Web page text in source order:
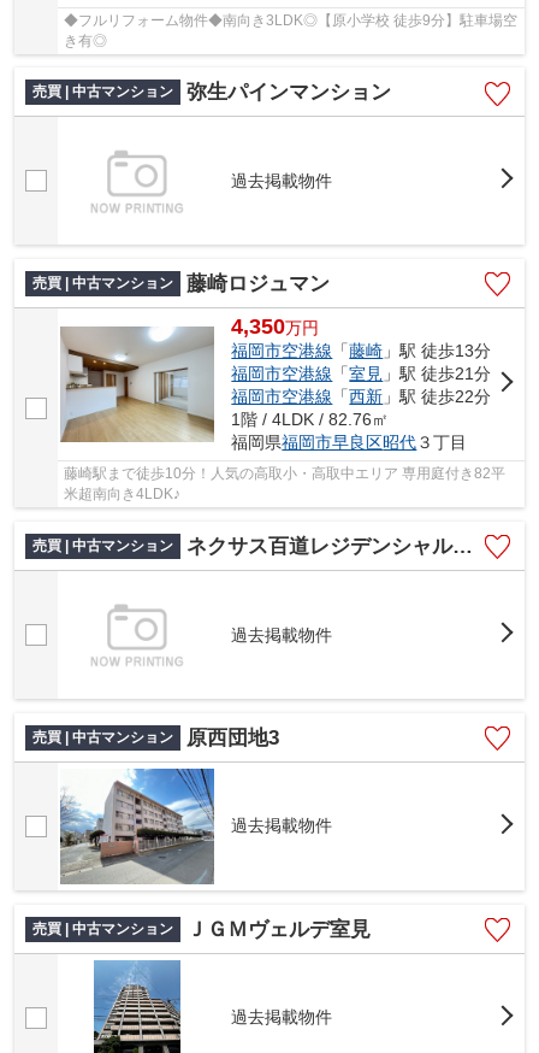
◆フルリフォーム物件◆南向き3LDK◎【原小学校 徒歩9分】駐車場空
き有◎
売買 | 中古マンション 弥生パインマンション
過去掲載物件
売買 | 中古マンション 藤崎ロジュマン
4,350万円
福岡市空港線 「藤崎 」駅 徒歩13分
福岡市空港線 「室見 」駅 徒歩21分
福岡市空港線 「西新 」駅 徒歩22分
1階 / 4LDK / 82.76㎡
福岡県福岡市早良区昭代３丁目
藤崎駅まで徒歩10分！人気の高取小・高取中エリア 専用庭付き82平
米超南向き4LDK♪
売買 | 中古マンション ネクサス百道レジデンシャルタワー
過去掲載物件
売買 | 中古マンション 原西団地3
過去掲載物件
売買 | 中古マンション ＪＧＭヴェルデ室見
過去掲載物件